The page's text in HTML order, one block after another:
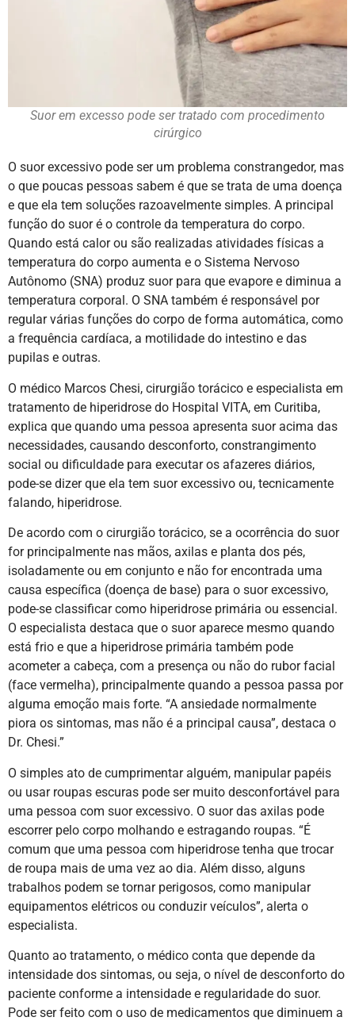
Suor em excesso pode ser tratado com procedimento
cirúrgico
O suor excessivo pode ser um problema constrangedor, mas
o que poucas pessoas sabem é que se trata de uma doença
e que ela tem soluções razoavelmente simples. A principal
função do suor é o controle da temperatura do corpo.
Quando está calor ou são realizadas atividades físicas a
temperatura do corpo aumenta e o Sistema Nervoso
Autônomo (SNA) produz suor para que evapore e diminua a
temperatura corporal. O SNA também é responsável por
regular várias funções do corpo de forma automática, como
a frequência cardíaca, a motilidade do intestino e das
pupilas e outras.
O médico Marcos Chesi, cirurgião torácico e especialista em
tratamento de hiperidrose do Hospital VITA, em Curitiba,
explica que quando uma pessoa apresenta suor acima das
necessidades, causando desconforto, constrangimento
social ou dificuldade para executar os afazeres diários,
pode-se dizer que ela tem suor excessivo ou, tecnicamente
falando, hiperidrose.
De acordo com o cirurgião torácico, se a ocorrência do suor
for principalmente nas mãos, axilas e planta dos pés,
isoladamente ou em conjunto e não for encontrada uma
causa específica (doença de base) para o suor excessivo,
pode-se classificar como hiperidrose primária ou essencial.
O especialista destaca que o suor aparece mesmo quando
está frio e que a hiperidrose primária também pode
acometer a cabeça, com a presença ou não do rubor facial
(face vermelha), principalmente quando a pessoa passa por
alguma emoção mais forte. “A ansiedade normalmente
piora os sintomas, mas não é a principal causa”, destaca o
Dr. Chesi.”
O simples ato de cumprimentar alguém, manipular papéis
ou usar roupas escuras pode ser muito desconfortável para
uma pessoa com suor excessivo. O suor das axilas pode
escorrer pelo corpo molhando e estragando roupas. “É
comum que uma pessoa com hiperidrose tenha que trocar
de roupa mais de uma vez ao dia. Além disso, alguns
trabalhos podem se tornar perigosos, como manipular
equipamentos elétricos ou conduzir veículos”, alerta o
especialista.
Quanto ao tratamento, o médico conta que depende da
intensidade dos sintomas, ou seja, o nível de desconforto do
paciente conforme a intensidade e regularidade do suor.
Pode ser feito com o uso de medicamentos que diminuem a